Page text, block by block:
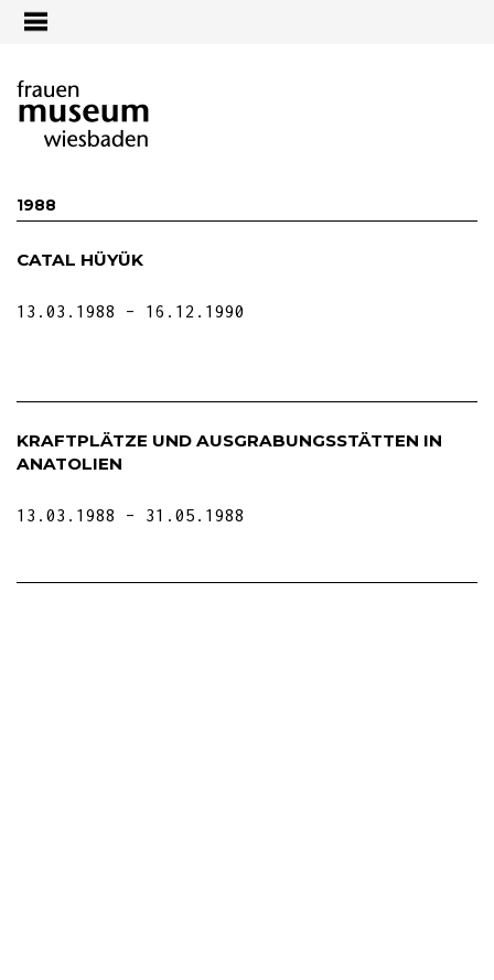
1988
CATAL HÜYÜK
13.03.1988 16.12.1990
KRAFTPLÄTZE UND AUSGRABUNGSSTÄTTEN IN
ANATOLIEN
13.03.1988 31.05.1988